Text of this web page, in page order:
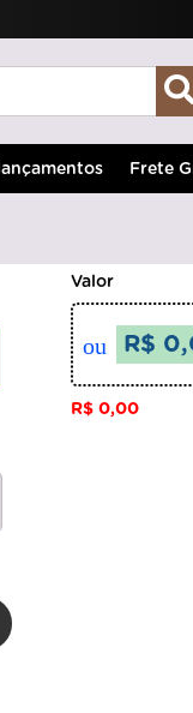
lançamentos Frete
Valor
ou R$
R$ 0,00